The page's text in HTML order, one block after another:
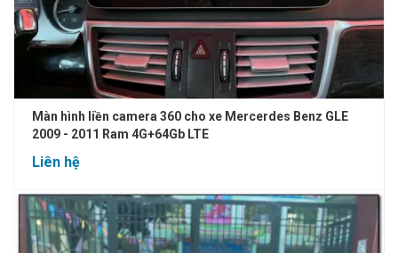
Màn hình liền camera 360 cho xe Mercerdes Benz GLE
2009 - 2011 Ram 4G+64Gb LTE
Liên hệ